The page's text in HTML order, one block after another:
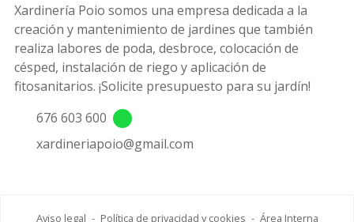
Xardinería Poio somos una empresa dedicada a la
creación y mantenimiento de jardines que también
realiza labores de poda, desbroce, colocación de
césped, instalación de riego y aplicación de
fitosanitarios. ¡Solicite presupuesto para su jardín!
676 603 600
xardineriapoio@gmail.com
Aviso legal - Política de privacidad y cookies - Área Interna